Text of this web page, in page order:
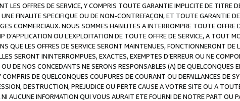
OFFRES DE SERVICE, Y COMPRIS TOUTE GARANTIE IMPLICITE DE TITRE
FINALITE SPECIFIQUE OU DE NON-CONTREFAÇON, ET TOUTE GARANTIE
COMMERCIAUX. NOUS SOMMES HABILITES A INTERROMPRE TOUTE OFFRE
D’APPLICATION OU L’EXPLOITATION DE TOUTE OFFRE DE SERVICE, A TOUT
QUE LES OFFRES DE SERVICE SERONT MAINTENUES, FONCTIONNERONT DE
SERONT ININTERROMPUES, EXACTES, EXEMPTES D’ERREUR OU NE
DE NOS CONCEDANTS NE SERONS RESPONSABLES (A) DE QUELCONQUES
DE QUELCONQUES COUPURES DE COURANT OU DEFAILLANCES DE
DESTRUCTION, PREJUDICE OU PERTE CAUSE A VOTRE SITE OU A
AUCUNE INFORMATION QUI VOUS AURAIT ETE FOURNI DE NOTRE PART OU